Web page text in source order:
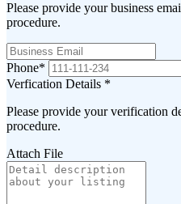
Please provide your business
procedure.
Phone*
Verfication Details *
Please provide your verification
procedure.
Attach File